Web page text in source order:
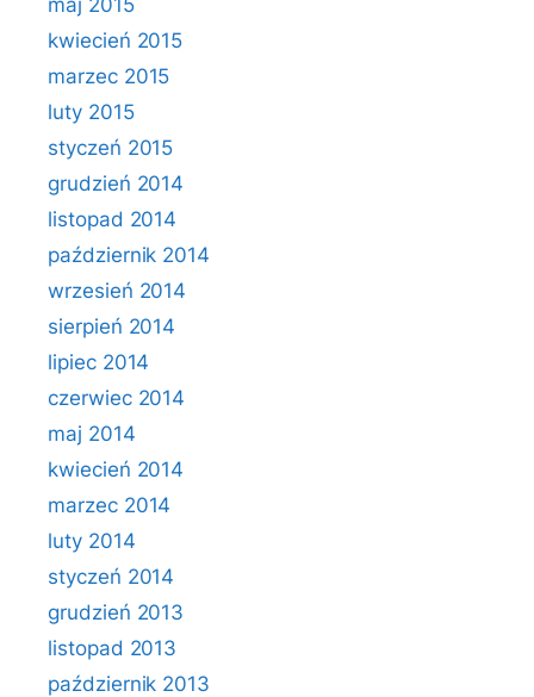
maj 2015
kwiecień 2015
marzec 2015
luty 2015
styczeń 2015
grudzień 2014
listopad 2014
październik 2014
wrzesień 2014
sierpień 2014
lipiec 2014
czerwiec 2014
maj 2014
kwiecień 2014
marzec 2014
luty 2014
styczeń 2014
grudzień 2013
listopad 2013
październik 2013